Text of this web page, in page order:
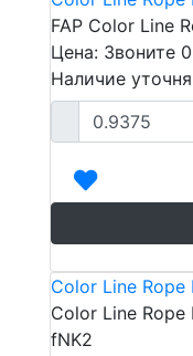
FAP Color Line
Цена: Звоните 0
Наличие
Color Line
Color Line
fNK2